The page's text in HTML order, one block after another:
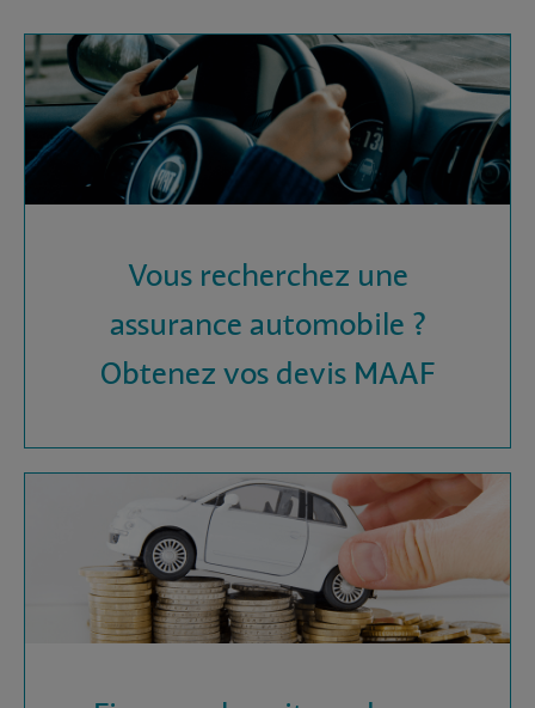
Vous recherchez une
assurance automobile ?
Obtenez vos devis MAAF